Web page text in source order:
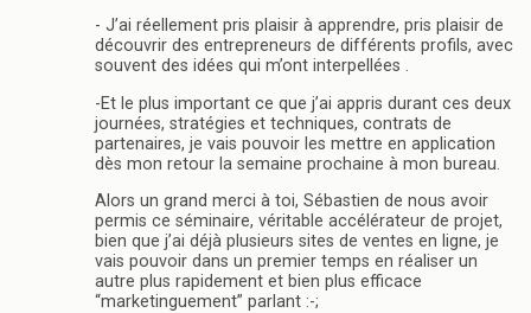
- J’ai réellement pris plaisir à apprendre, pris plaisir de
découvrir des entrepreneurs de différents profils, avec
souvent des idées qui m’ont interpellées .
-Et le plus important ce que j’ai appris durant ces deux
journées, stratégies et techniques, contrats de
partenaires, je vais pouvoir les mettre en application
dès mon retour la semaine prochaine à mon bureau.
Alors un grand merci à toi, Sébastien de nous avoir
permis ce séminaire, véritable accélérateur de projet,
bien que j’ai déjà plusieurs sites de ventes en ligne, je
vais pouvoir dans un premier temps en réaliser un
autre plus rapidement et bien plus efficace
“marketinguement” parlant :-;